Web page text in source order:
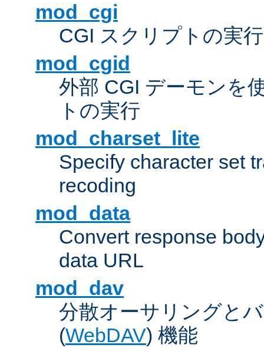
mod_cgi
CGI スクリプトの実行
mod_cgid
外部 CGI デーモンを
トの実行
mod_charset_lite
Specify character set
recoding
mod_data
Convert response
data URL
mod_dav
分散オーサリングと
(WebDAV) 機能